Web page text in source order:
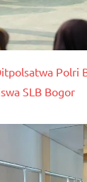
Polri
SLB Bogor